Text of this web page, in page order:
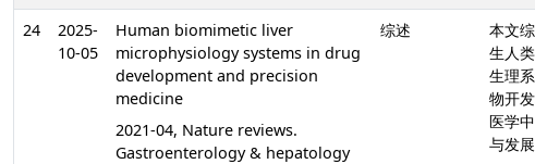
24
2025-
10-05
Human biomimetic liver
microphysiology systems in drug
development and precision
medicine
2021-04, Nature reviews.
Gastroenterology & hepatology
综述
本文
生人
生理
物开
医学
与发展